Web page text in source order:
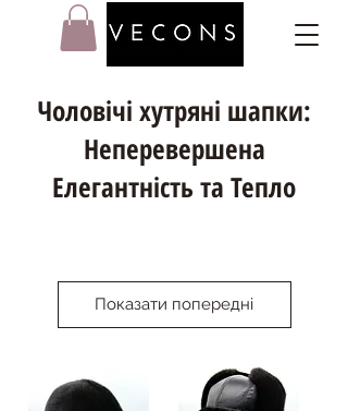
Чоловічі хутряні шапки:
Неперевершена
Елегантність та Тепло
Показати попередні